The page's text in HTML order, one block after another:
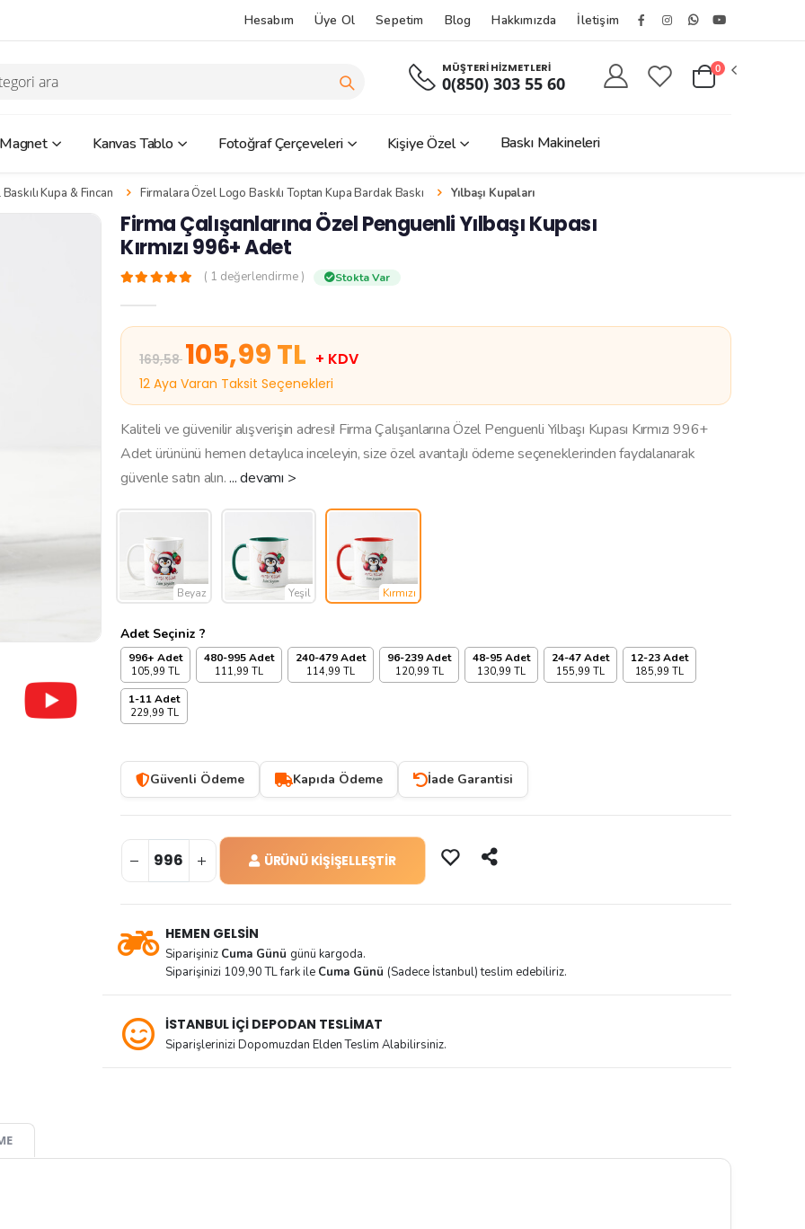
Hesabım Üye Ol Sepetim Blog Hakkımızda İletişim
MÜŞTERİ HİZMETLERİ
0(850) 303 55 60
0
Kanvas Tablo Fotoğraf Çerçeveleri Kişiye Özel Baskı Makineleri
Kupa & Fincan Firmalara Özel Logo Baskılı Toptan Kupa Bardak Baskı Yılbaşı Kupaları
Firma Çalışanlarına Özel Penguenli Yılbaşı Kupası
Kırmızı 996+ Adet
( 1 değerlendirme ) Stokta Var
169,58 105,99 TL + KDV
12 Aya Varan Taksit Seçenekleri
Kaliteli ve güvenilir alışverişin adresi! Firma Çalışanlarına Özel Penguenli Yılbaşı Kupası Kırmızı 996+
Adet ürününü hemen detaylıca inceleyin, size özel avantajlı ödeme seçeneklerinden faydalanarak
güvenle satın alın.... devamı >
Beyaz Yeşil Kırmızı
Adet Seçiniz ?
996+ Adet
105,99 TL
480-995 Adet
111,99 TL
240-479 Adet
114,99 TL
96-239 Adet
120,99 TL
48-95 Adet
130,99 TL
24-47 Adet
155,99 TL
12-23 Adet
185,99 TL
1-11 Adet
229,99 TL
Güvenli Ödeme Kapıda Ödeme İade Garantisi
ÜRÜNÜ KİŞİŞELLEŞTİR
HEMEN GELSİN
Siparişiniz Cuma Günü günü kargoda.
Siparişinizi 109,90 TL fark ile Cuma Günü (Sadece İstanbul) teslim edebiliriz.
İSTANBUL İÇİ DEPODAN TESLİMAT
Siparişlerinizi Dopomuzdan Elden Teslim Alabilirsiniz.